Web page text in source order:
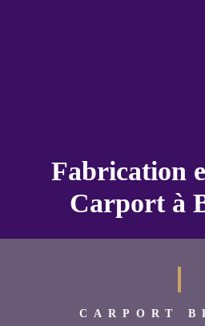
Fabrication
Carport à
CARPORT